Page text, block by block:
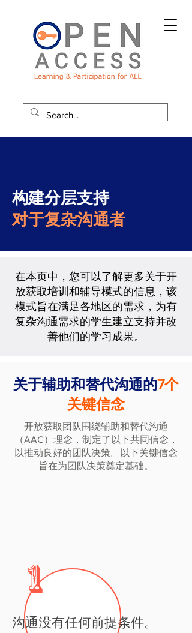
构建分层支持
对于复杂沟通者
在本页中，您可以了解更多关于开
放获取培训和辅导模式的信息，该
模式旨在满足各地区的需求，为有
复杂沟通需求的学生建立支持并改
善他们的学习成果。
关于辅助和替代沟通的7个
关键信念
开放获取团队围绕辅助和替代沟通
（AAC）理念，制定了以下共同信念，
以推动良好的团队决策。以下关键信念
旨在为团队决策奠定基础。
1
沟通没有任何前提条件。